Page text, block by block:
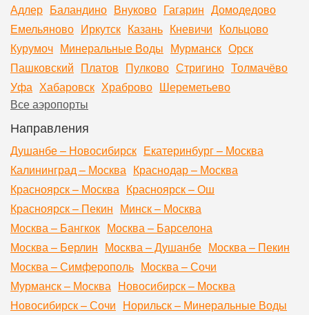
Адлер Баландино Внуково Гагарин Домодедово
Емельяново Иркутск Казань Кневичи Кольцово
Курумоч Минеральные Воды Мурманск Орск
Пашковский Платов Пулково Стригино Толмачёво
Уфа Хабаровск Храброво Шереметьево
Все аэропорты
Направления
Душанбе – Новосибирск Екатеринбург – Москва
Калининград – Москва Краснодар – Москва
Красноярск – Москва Красноярск – Ош
Красноярск – Пекин Минск – Москва
Москва – Бангкок Москва – Барселона
Москва – Берлин Москва – Душанбе Москва – Пекин
Москва – Симферополь Москва – Сочи
Мурманск – Москва Новосибирск – Москва
Новосибирск – Сочи Норильск – Минеральные Воды